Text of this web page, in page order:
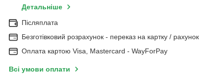
Детальніше
Післяплата
Безготівковий розрахунок - переказ на картку / рахунок
Оплата картою Visa, Mastercard - WayForPay
Всі умови оплати